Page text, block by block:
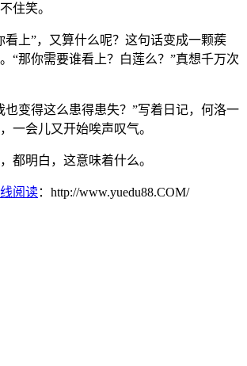
住笑。
看上”，又算什么呢？这句话变成一颗蒺
“那你需要谁看上？白莲么？”真想千万次
也变得这么患得患失？”写着日记，何洛一
一会儿又开始唉声叹气。
都明白，这意味着什么。
阅读：http://www.yuedu88.COM/